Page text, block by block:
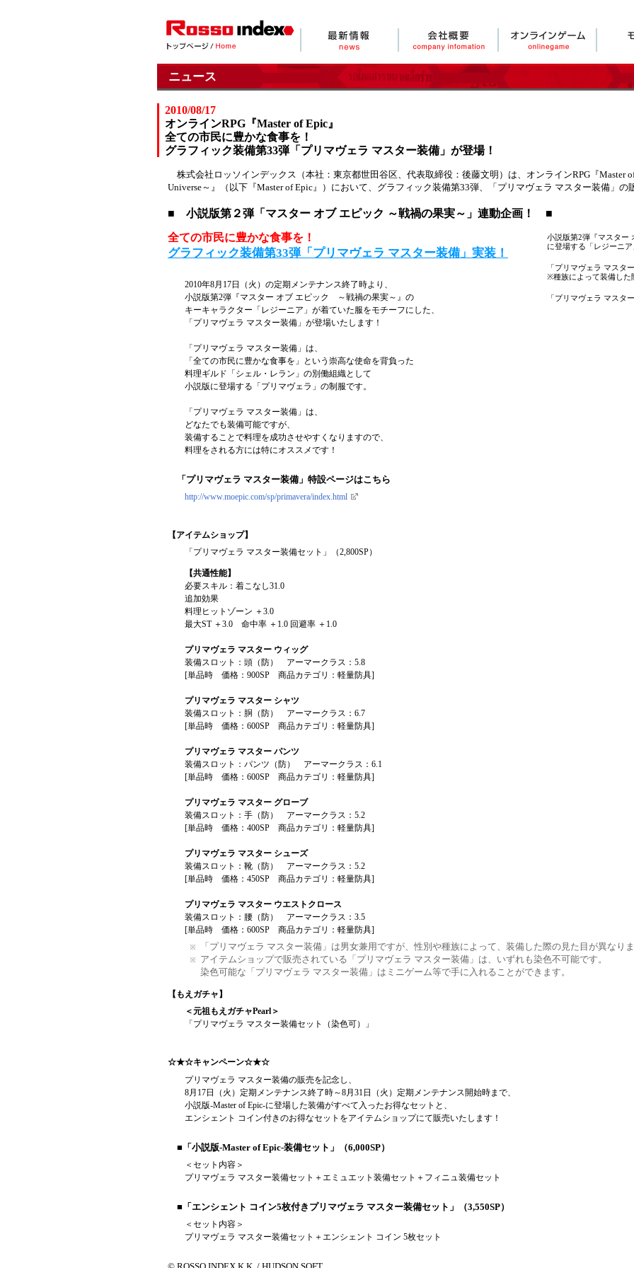
ニュース
2010/08/17
オンラインRPG『Master of Epic』
全ての市民に豊かな食事を！
グラフィック装備第33弾「プリマヴェラ マスター装備」が登場！
株式会社ロッソインデックス（本社：東京都世田谷区、代表取締役：後藤文明）は、オンラインRPG『Master of
Universe～』（以下『Master of Epic』）において、グラフィック装備第33弾、「プリマヴェラ マスター装備」の
■ 小説版第２弾「マスター オブ エピック ～戦禍の果実～」連動企画！ ■
小説版第2弾『マスタ
に登場する「レジーニア
「プリマヴェラ マスタ
※種族によって装備した
「プリマヴェラ マスタ
全ての市民に豊かな食事を！
グラフィック装備第33弾「プリマヴェラ マスター装備」実装！
2010年8月17日（火）の定期メンテナンス終了時より、
小説版第2弾『マスター オブ エピック ～戦禍の果実～』の
キーキャラクター「レジーニア」が着ていた服をモチーフにした、
「プリマヴェラ マスター装備」が登場いたします！
「プリマヴェラ マスター装備」は、
「全ての市民に豊かな食事を」という崇高な使命を背負った
料理ギルド「シェル・レラン」の別働組織として
小説版に登場する「プリマヴェラ」の制服です。
「プリマヴェラ マスター装備」は、
どなたでも装備可能ですが、
装備することで料理を成功させやすくなりますので、
料理をされる方には特にオススメです！
「プリマヴェラ マスター装備」特設ページはこちら
http://www.moepic.com/sp/primavera/index.html
【アイテムショップ】
「プリマヴェラ マスター装備セット」（2,800SP）
【共通性能】
必要スキル：着こなし31.0
追加効果
料理ヒットゾーン ＋3.0
最大ST ＋3.0 命中率 ＋1.0 回避率 ＋1.0
プリマヴェラ マスター ウィッグ
装備スロット：頭（防） アーマークラス：5.8
[単品時 価格：900SP 商品カテゴリ：軽量防具]
プリマヴェラ マスター シャツ
装備スロット：胴（防） アーマークラス：6.7
[単品時 価格：600SP 商品カテゴリ：軽量防具]
プリマヴェラ マスター パンツ
装備スロット：パンツ（防） アーマークラス：6.1
[単品時 価格：600SP 商品カテゴリ：軽量防具]
プリマヴェラ マスター グローブ
装備スロット：手（防） アーマークラス：5.2
[単品時 価格：400SP 商品カテゴリ：軽量防具]
プリマヴェラ マスター シューズ
装備スロット：靴（防） アーマークラス：5.2
[単品時 価格：450SP 商品カテゴリ：軽量防具]
プリマヴェラ マスター ウエストクロース
装備スロット：腰（防） アーマークラス：3.5
[単品時 価格：600SP 商品カテゴリ：軽量防具]
「プリマヴェラ マスター装備」は男女兼用ですが、性別や種族によって、装備した際の見た目が異なり
アイテムショップで販売されている「プリマヴェラ マスター装備」は、いずれも染色不可能です。
染色可能な「プリマヴェラ マスター装備」はミニゲーム等で手に入れることができます。
【もえガチャ】
＜元祖もえガチャPearl＞
「プリマヴェラ マスター装備セット（染色可）」
☆★☆キャンペーン☆★☆
プリマヴェラ マスター装備の販売を記念し、
8月17日（火）定期メンテナンス終了時～8月31日（火）定期メンテナンス開始時まで、
小説版-Master of Epic-に登場した装備がすべて入ったお得なセットと、
エンシェント コイン付きのお得なセットをアイテムショップにて販売いたします！
■「小説版-Master of Epic-装備セット」（6,000SP）
＜セット内容＞
プリマヴェラ マスター装備セット＋エミュエット装備セット＋フィニュ装備セット
■「エンシェント コイン5枚付きプリマヴェラ マスター装備セット」（3,550SP）
＜セット内容＞
プリマヴェラ マスター装備セット＋エンシェント コイン 5枚セット